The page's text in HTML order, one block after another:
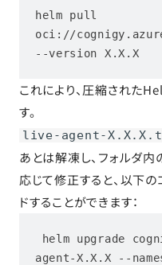
helm pull
oci://
--version X.X.X
これにより、圧縮された
す。
live-agent-
あとは解凍し、フォルダ
応じて修正すると、以下の
ドすることができます：
agent-X.X.X --